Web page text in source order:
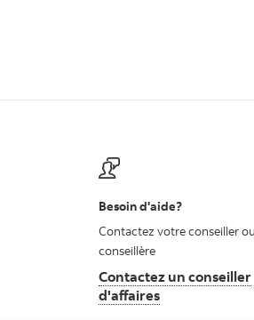
Besoin d'aide?
Contactez votre conseiller ou
conseillère
Contactez un conseiller
d'affaires